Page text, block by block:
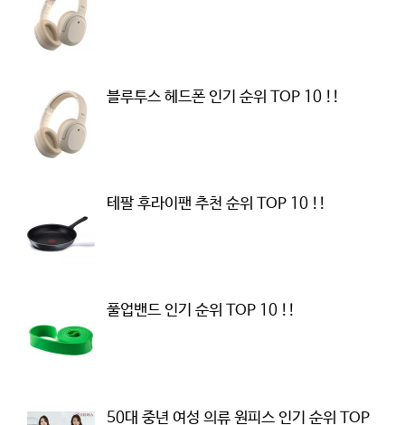
블루투스 헤드폰 인기 순위 TOP 10 !!
테팔 후라이팬 추천 순위 TOP 10 !!
풀업밴드 인기 순위 TOP 10 !!
50대 중년 여성 의류 원피스 인기 순위 TOP